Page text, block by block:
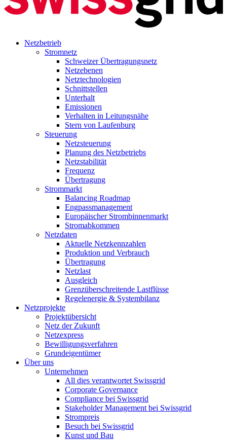
Netzbetrieb
Stromnetz
Schweizer Übertragungsnetz
Netzebenen
Netztechnologien
Schnittstellen
Unterhalt
Emissionen
Verhalten in Leitungsnähe
Stern von Laufenburg
Steuerung
Netzsteuerung
Planung des Netzbetriebs
Netzstabilität
Frequenz
Übertragung
Strommarkt
Balancing Roadmap
Engpassmanagement
Europäischer Strombinnenmarkt
Stromabkommen
Netzdaten
Aktuelle Netzkennzahlen
Produktion und Verbrauch
Übertragung
Netzlast
Ausgleich
Grenzüberschreitende Lastflüsse
Regelenergie & Systembilanz
Netzprojekte
Projektübersicht
Netz der Zukunft
Netzexpress
Bewilligungsverfahren
Grundeigentümer
Über uns
Unternehmen
All dies verantwortet Swissgrid
Corporate Governance
Compliance bei Swissgrid
Stakeholder Management bei Swissgrid
Strompreis
Besuch bei Swissgrid
Kunst und Bau